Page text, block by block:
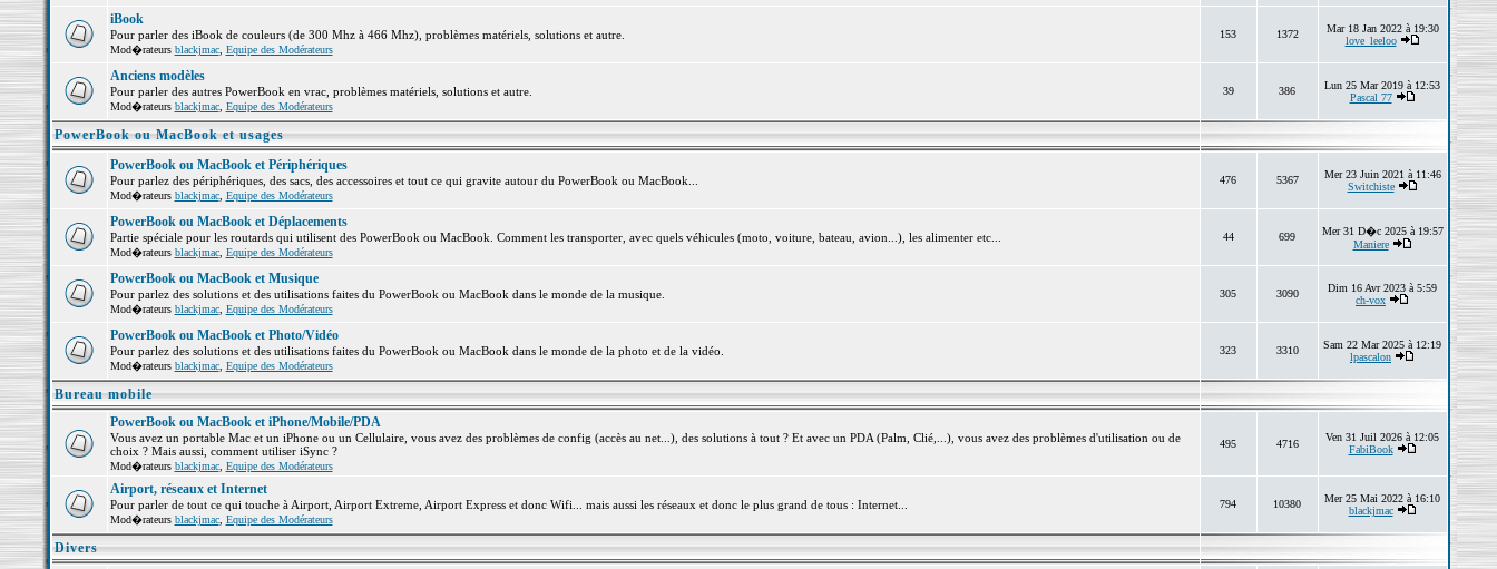
iBook
Pour parler des iBook de couleurs (de 300 Mhz à 466 Mhz), problèmes matériels, solutions et autre.
Mod�rateurs blackjmac, Equipe des Modérateurs
153 1372
Mar 18 Jan 2022 à 19:30
love_leeloo
Anciens modèles
Pour parler des autres PowerBook en vrac, problèmes matériels, solutions et autre.
Mod�rateurs blackjmac, Equipe des Modérateurs
39 386
Lun 25 Mar 2019 à 12:53
Pascal 77
PowerBook ou MacBook et usages
PowerBook ou MacBook et Périphériques
Pour parlez des périphériques, des sacs, des accessoires et tout ce qui gravite autour du PowerBook ou MacBook...
Mod�rateurs blackjmac, Equipe des Modérateurs
476 5367
Mer 23 Juin 2021 à 11:46
Switchiste
PowerBook ou MacBook et Déplacements
Partie spéciale pour les routards qui utilisent des PowerBook ou MacBook. Comment les transporter, avec quels véhicules (moto, voiture, bateau, avion...), les alimenter etc...
Mod�rateurs blackjmac, Equipe des Modérateurs
44 699
Mer 31 D�c 2025 à 19:57
Maniere
PowerBook ou MacBook et Musique
Pour parlez des solutions et des utilisations faites du PowerBook ou MacBook dans le monde de la musique.
Mod�rateurs blackjmac, Equipe des Modérateurs
305 3090
Dim 16 Avr 2023 à 5:59
ch-vox
PowerBook ou MacBook et Photo/Vidéo
Pour parlez des solutions et des utilisations faites du PowerBook ou MacBook dans le monde de la photo et de la vidéo.
Mod�rateurs blackjmac, Equipe des Modérateurs
323 3310
Sam 22 Mar 2025 à 12:19
lpascalon
Bureau mobile
PowerBook ou MacBook et iPhone/Mobile/PDA
Vous avez un portable Mac et un iPhone ou un Cellulaire, vous avez des problèmes de config (accès au net...), des solutions à tout ? Et avec un PDA (Palm, Clié,...), vous avez des problèmes d'utilisation ou de
choix ? Mais aussi, comment utiliser iSync ?
Mod�rateurs blackjmac, Equipe des Modérateurs
495 4716
Ven 31 Juil 2026 à 12:05
FabiBook
Airport, réseaux et Internet
Pour parler de tout ce qui touche à Airport, Airport Extreme, Airport Express et donc Wifi... mais aussi les réseaux et donc le plus grand de tous : Internet...
Mod�rateurs blackjmac, Equipe des Modérateurs
794 10380
Mer 25 Mai 2022 à 16:10
blackjmac
Divers